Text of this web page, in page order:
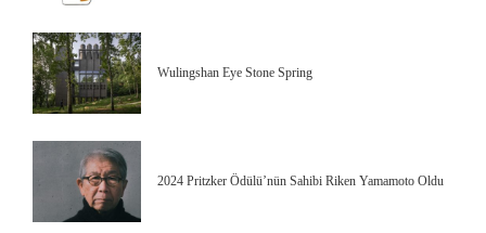
Wulingshan Eye Stone Spring
2024 Pritzker Ödülü’nün Sahibi Riken Yamamoto Oldu